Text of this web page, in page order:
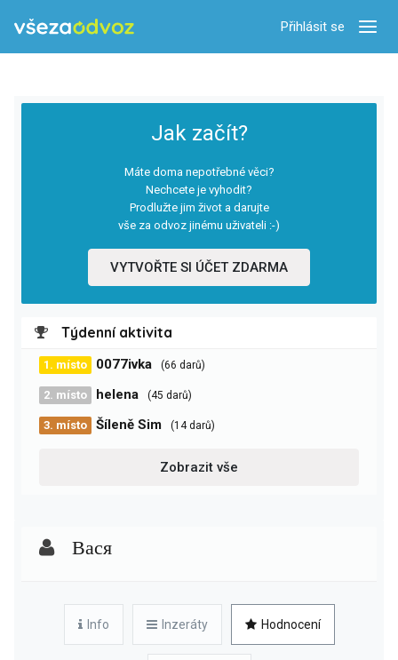
Přihlásit se
Jak začít?
Máte doma nepotřebné věci?
Nechcete je vyhodit?
Prodlužte jim život a darujte
vše za odvoz jinému uživateli :-)
VYTVOŘTE SI ÚČET ZDARMA
Týdenní aktivita
1. místo 0077ivka (66 darů)
2. místo helena (45 darů)
3. místo Šíleně Sim (14 darů)
Zobrazit vše
Вася
Info Inzeráty Hodnocení